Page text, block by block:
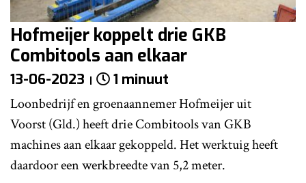
Hofmeijer koppelt drie GKB
Combitools aan elkaar
13-06-2023 1 minuut
Loonbedrijf en groenaannemer Hofmeijer uit
Voorst (Gld.) heeft drie Combitools van GKB
machines aan elkaar gekoppeld. Het werktuig heeft
daardoor een werkbreedte van 5,2 meter.